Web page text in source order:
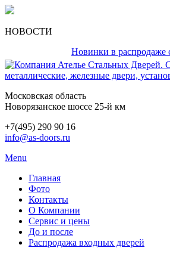
НОВОСТИ
Новинки в распродаже
Московская область
Новорязанское шоссе 25-й км
+7(495) 290 90 16
info@as-doors.ru
Menu
Главная
Фото
Контакты
О Компании
Сервис и цены
До и после
Распродажа входных дверей